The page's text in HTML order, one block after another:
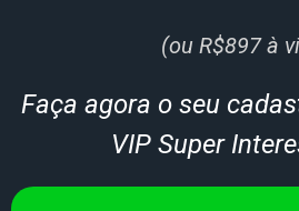
(ou R$897 à
Faça agora o seu
VIP Super